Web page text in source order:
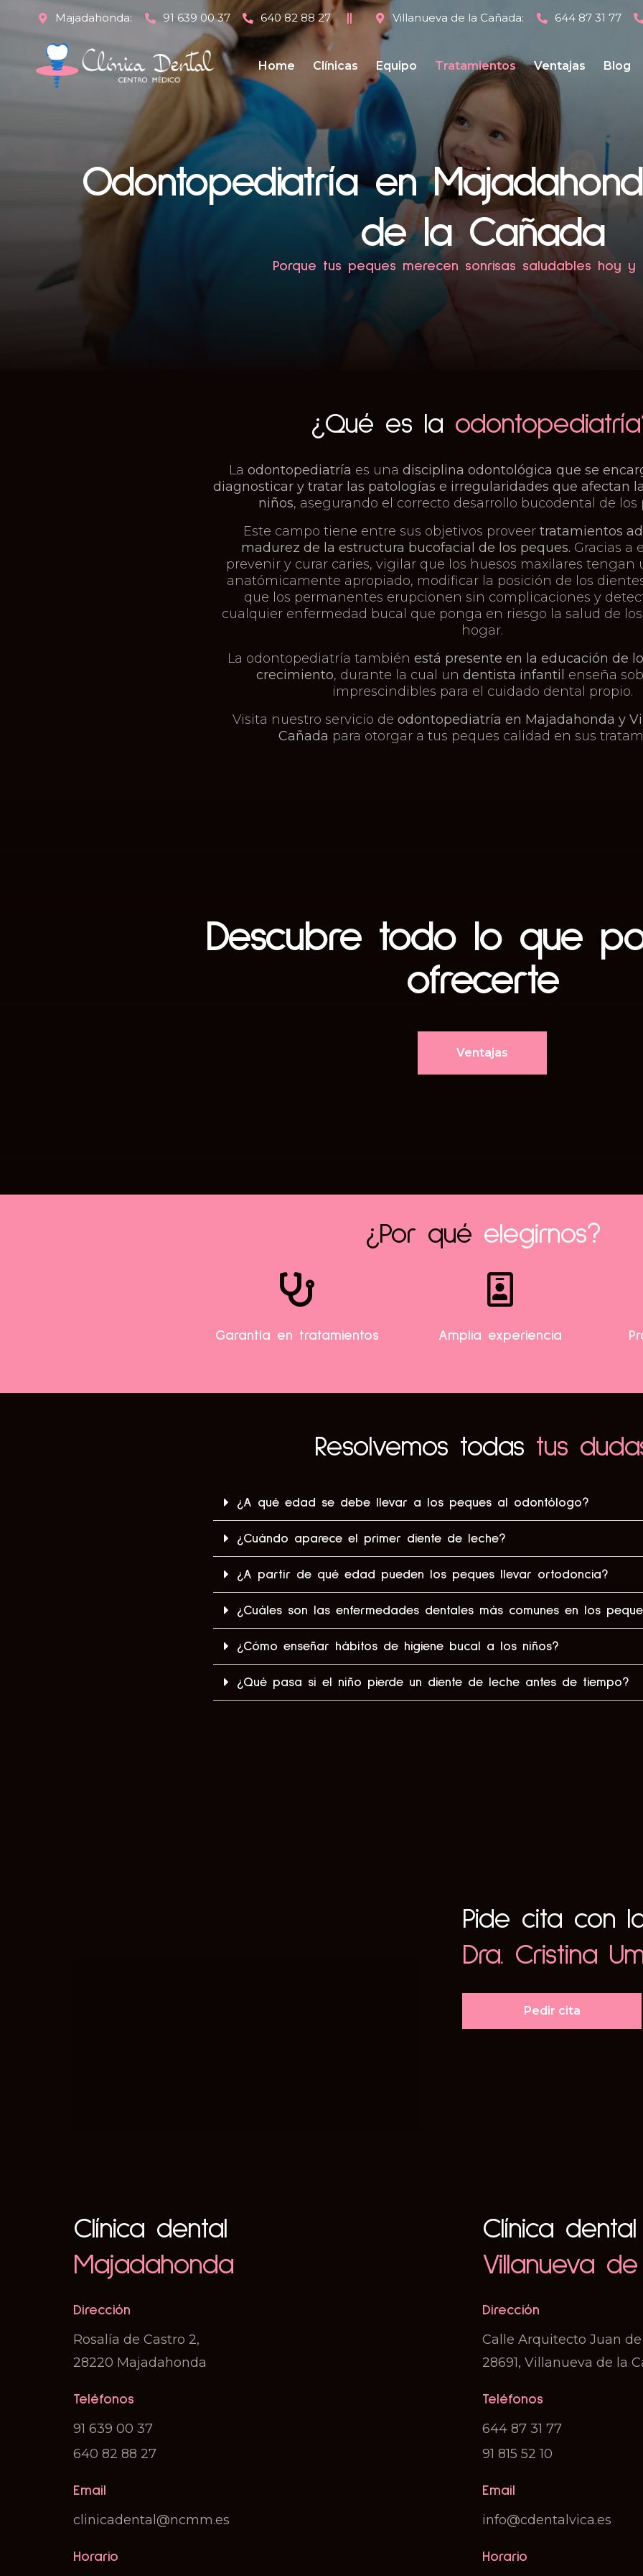
Majadahonda: 91 639 00 37 640 82 88 27 Villanueva de la Cañada: 644 87 31 77
Home Clínicas Equipo Tratamientos Ventajas Blog
Odontopediatría en
de la Cañada
Porque tus peques merecen sonrisas saludables hoy y
¿Qué es la
La odontopediatría es una disciplina odontológica que se
diagnosticar y tratar las patologías e irregularidades que afectan
niños, asegurando el correcto desarrollo bucodental de los
Este campo tiene entre sus objetivos proveer tratamientos
madurez de la estructura bucofacial de los peques. Gracias a
prevenir y curar caries, vigilar que los huesos maxilares
anatómicamente apropiado, modificar la posición de los
que los permanentes erupcionen sin complicaciones y
cualquier enfermedad bucal que ponga en riesgo la salud de
hogar.
La odontopediatría también está presente en la educación de
crecimiento, durante la cual un dentista infantil enseña
imprescindibles para el cuidado dental propio.
Visita nuestro servicio de odontopediatría en Majadahonda y
Cañada para otorgar a tus peques calidad en sus
Descubre todo lo que
ofrecerte
Ventajas
¿Por qué elegirnos?
Garantía en tratamientos Amplia experiencia
Resolvemos todas tus
¿A qué edad se debe llevar a los peques al odontólogo?
¿Cuándo aparece el primer diente de leche?
¿A partir de qué edad pueden los peques llevar ortodoncia?
¿Cuáles son las enfermedades dentales más comunes en los
¿Cómo enseñar hábitos de higiene bucal a los niños?
¿Qué pasa si el niño pierde un diente de leche antes de tiempo?
Pide cita con
Dra. Cristina
Pedir cita
Clínica dental
Majadahonda
Dirección
Rosalía de Castro 2,
28220 Majadahonda
Teléfonos
91 639 00 37
640 82 88 27
Email
clinicadental@ncmm.es
Horario
Clínica dental
Villanueva
Dirección
Calle Arquitecto Juan
28691, Villanueva de la
Teléfonos
644 87 31 77
91 815 52 10
Email
info@cdentalvica.es
Horario